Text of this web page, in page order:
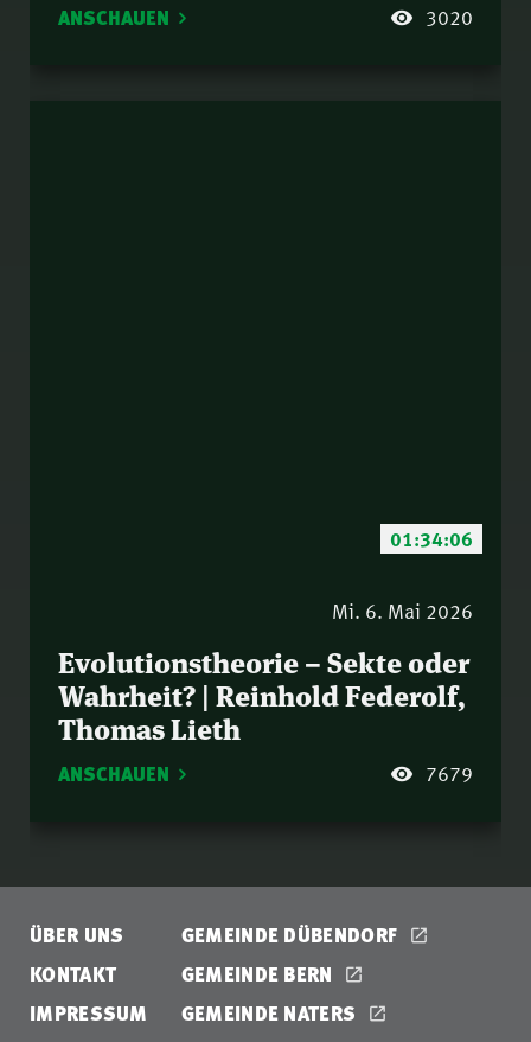
ANSCHAUEN 3020
01:34:06
Mi. 6. Mai 2026
Evolutionstheorie – Sekte oder
Wahrheit? | Reinhold Federolf,
Thomas Lieth
ANSCHAUEN 7679
ÜBER UNS
KONTAKT
IMPRESSUM
GEMEINDE DÜBENDORF
GEMEINDE BERN
GEMEINDE NATERS